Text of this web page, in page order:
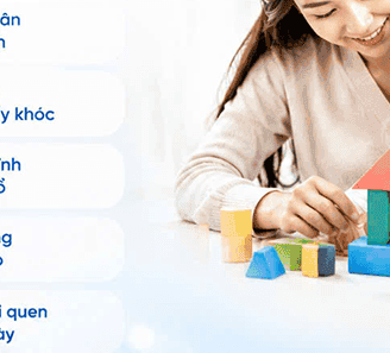
GÓI DỊCH VỤhoặc đặt
ứng dụng My Vinmec để quản lý, theo dõi
Chia sẻ